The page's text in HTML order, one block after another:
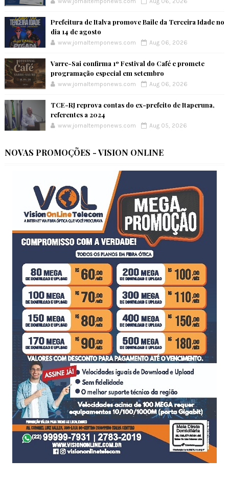
Prefeitura de Italva promove Baile da Terceira Idade no
dia 14 de agosto
www.jornaltemponews.com Aug 06, 2026
Varre-Sai confirma 1º Festival do Café e promete
programação especial em setembro
www.jornaltemponews.com Aug 06, 2026
TCE-RJ reprova contas do ex-prefeito de Itaperuna,
referentes a 2024
www.jornaltemponews.com Aug 05, 2026
NOVAS PROMOÇÕES - VISION ONLINE